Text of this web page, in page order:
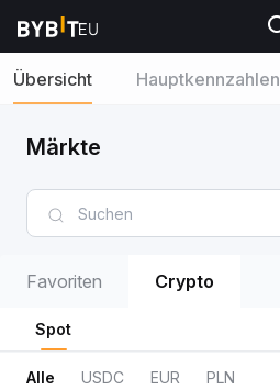
Übersicht Hauptkennzahlen
Märkte
Favoriten Crypto
Spot
Alle USDC EUR PLN